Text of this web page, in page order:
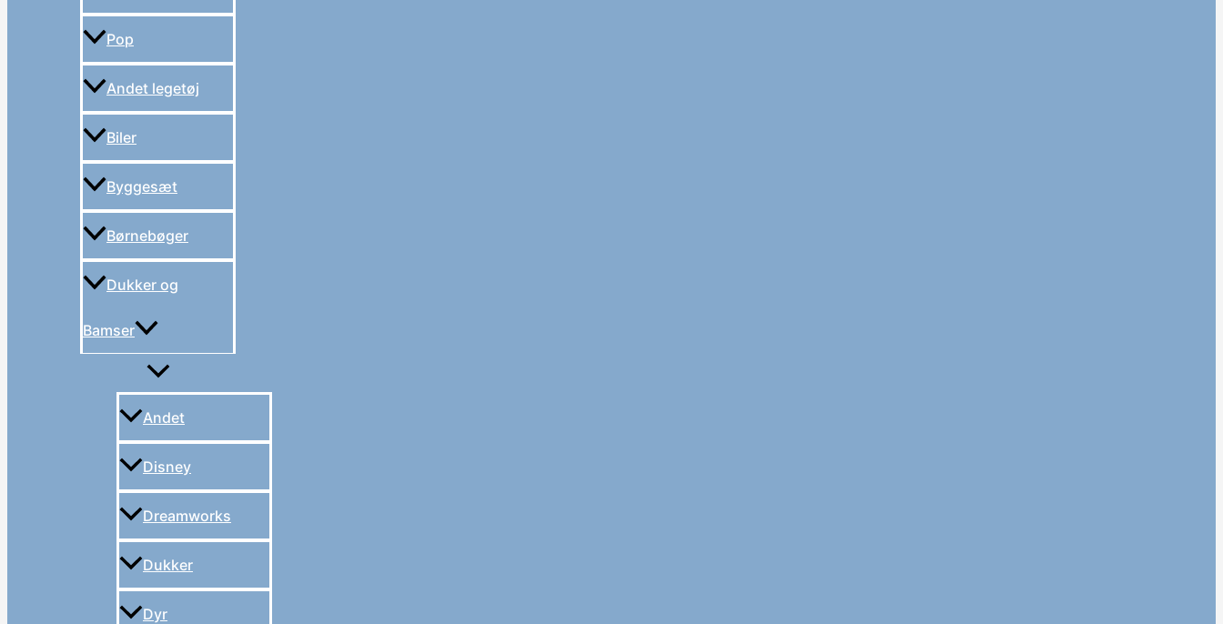
Pop
Andet legetøj
Biler
Byggesæt
Børnebøger
Dukker og
Bamser
Andet
Disney
Dreamworks
Dukker
Dyr